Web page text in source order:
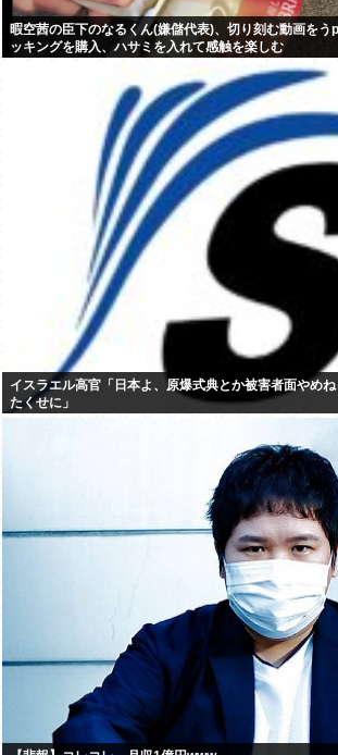
暇空茜の臣下のなるくん(嫌儲代表)、切り刻む動画をう
ッキングを購入、ハサミを入れて感触を楽しむ
イスラエル高官「日本よ、原爆式典とか被害者面やめ
たくせに」